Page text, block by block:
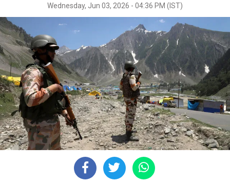
Wednesday, Jun 03, 2026 - 04:36 PM (IST)